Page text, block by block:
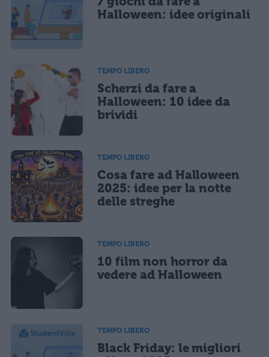
Acconsento all'uso dei miei dati da parte di terzi per finalità di
marketing diretto con modalità automatizzate o tradizionali
CONFERMA E PUBBLICAHalloween: idee originali
TEMPO LIBERO
Scherzi da fare a
Halloween: 10 idee da
brividi
TEMPO LIBERO
Cosa fare ad Halloween
2025: idee per la notte
delle streghe
TEMPO LIBERO
10 film non horror da
vedere ad Halloween
TEMPO LIBERO
Black Friday: le migliori